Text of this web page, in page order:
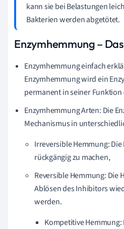
kann sie bei Belastungen
Bakterien werden abgetötet.
Enzymhemmung –
Enzymhemmung einfach
Enzymhemmung wird ein
permanent in seiner
Enzymhemmung Arten: Die
Mechanismus in
Irreversible Hemmung:
rückgängig zu machen,
Reversible Hemmung: Die
Ablösen des Inhibitors
werden.
Kompetitive